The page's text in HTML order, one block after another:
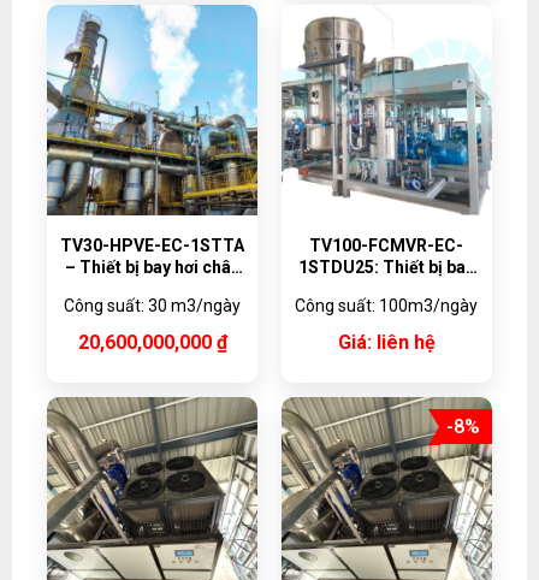
TV30-HPVE-EC-1STTA
– Thiết bị bay hơi chân
30,000 lít/ngày, Vật liệu
Titanium
Công suất: 30 m3/ngày
20,600,000,000 ₫
TV100-FCMVR-EC-
1STDU25: Thiết bị bay
cưỡng bức MVR
Công suất: 100m3/ngày
Giá: liên hệ
-8%